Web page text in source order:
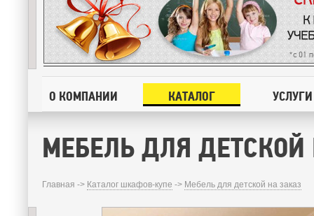
О КОМПАНИИ КАТАЛОГ УСЛУГИ
МЕБЕЛЬ ДЛЯ ДЕТСКОЙ
Главная -> Каталог шкафов-купе -> Мебель для детской на заказ